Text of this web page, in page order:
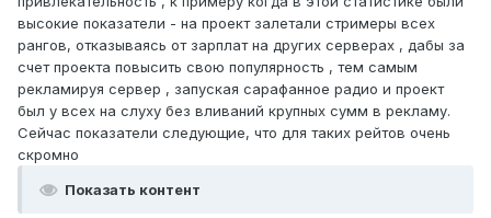
высокие показатели - на проект залетали стримеры всех
рангов, отказываясь от зарплат на других серверах , дабы за
счет проекта повысить свою популярность , тем самым
рекламируя сервер , запуская сарафанное радио и проект
был у всех на слуху без вливаний крупных сумм в рекламу.
Сейчас показатели следующие, что для таких рейтов очень
скромно
Показать контент